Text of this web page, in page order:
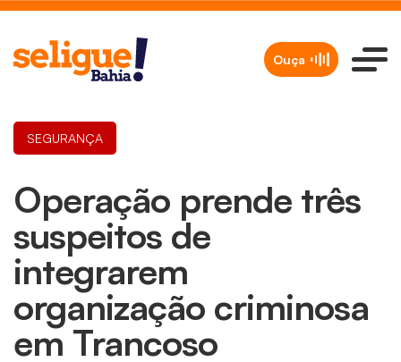
Ouça
Operação prende três
suspeitos de
integrarem
organização criminosa
em Trancoso
SEGURANÇA